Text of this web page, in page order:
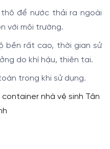
để nước thải ra ngoài
với môi trường.
bền rất cao, thời gian sử
do khí hậu, thiên tai.
trong khi sử dụng.
container nhà vệ sinh Tân